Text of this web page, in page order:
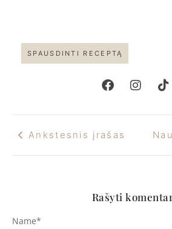
SPAUSDINTI RECEPTĄ
Ankstesnis įrašas
Rašyti
Name*